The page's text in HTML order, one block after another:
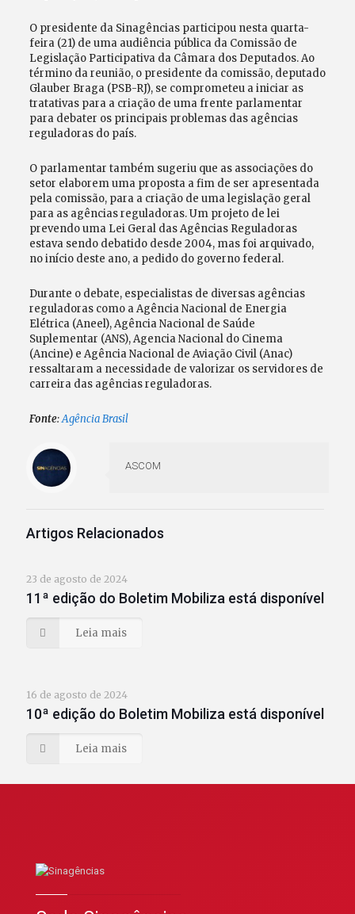
O presidente da Sinagências participou nesta quarta-
feira (21) de uma audiência pública da Comissão de
Legislação Participativa da Câmara dos Deputados. Ao
término da reunião, o presidente da comissão, deputado
Glauber Braga (PSB-RJ), se comprometeu a iniciar as
tratativas para a criação de uma frente parlamentar
para debater os principais problemas das agências
reguladoras do país.
O parlamentar também sugeriu que as associações do
setor elaborem uma proposta a fim de ser apresentada
pela comissão, para a criação de uma legislação geral
para as agências reguladoras. Um projeto de lei
prevendo uma Lei Geral das Agências Reguladoras
estava sendo debatido desde 2004, mas foi arquivado,
no início deste ano, a pedido do governo federal.
Durante o debate, especialistas de diversas agências
reguladoras como a Agência Nacional de Energia
Elétrica (Aneel), Agência Nacional de Saúde
Suplementar (ANS), Agencia Nacional do Cinema
(Ancine) e Agência Nacional de Aviação Civil (Anac)
ressaltaram a necessidade de valorizar os servidores de
carreira das agências reguladoras.
Fonte:Agência Brasil
ASCOM
Artigos Relacionados
23 de agosto de 2024
11ª edição do Boletim Mobiliza está disponível
Leia mais
16 de agosto de 2024
10ª edição do Boletim Mobiliza está disponível
Leia mais